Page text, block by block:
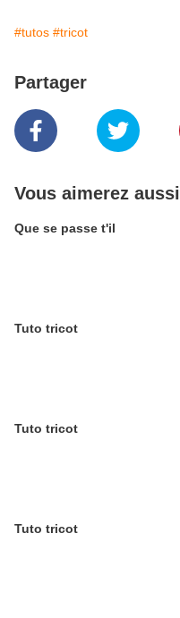
#tutos #tricot
Partager
Vous aimerez aussi
Que se passe t'il
Tuto tricot
Tuto tricot
Tuto tricot